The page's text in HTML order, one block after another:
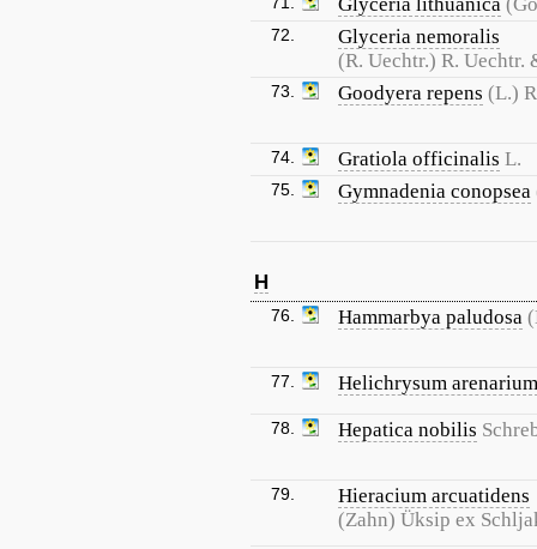
72.
Glyceria nemoralis
(R. Uechtr.) R. Uechtr.
73. Goodyera repens (L.)
74. Gratiola officinalis L.
75. Gymnadenia conopsea
H
76. Hammarbya paludosa
77. Helichrysum arenarium
78. Hepatica nobilis
79.
Hieracium arcuatidens
(Zahn) Üksip ex